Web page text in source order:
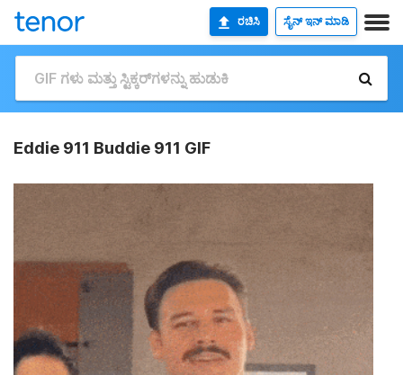
ರಚಿಸಿ ಸೈನ್ ಇನ್ ಮಾಡಿ
Eddie 911 Buddie 911 GIF